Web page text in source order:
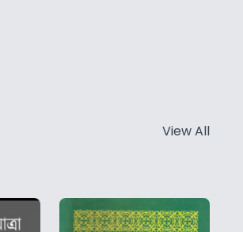
View All